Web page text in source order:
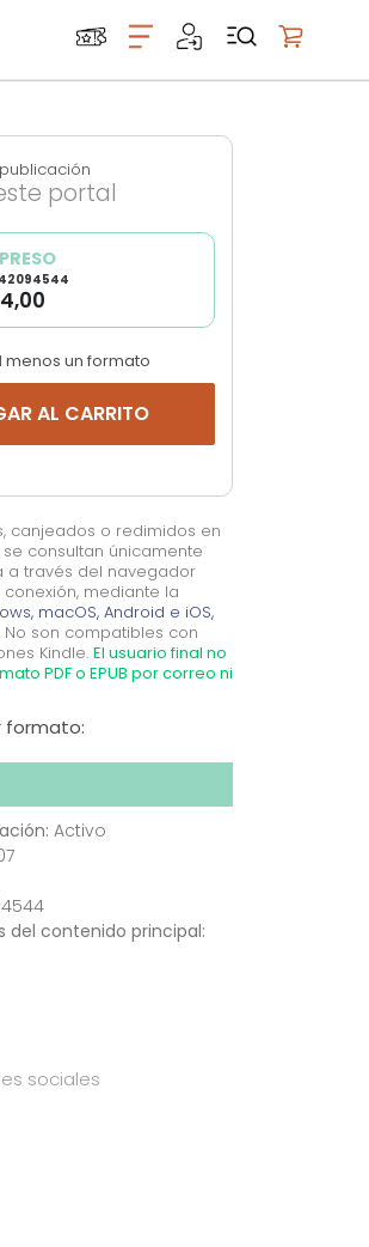
portal
un formato
AL CARRITO
canjeados o redimidos en
consultan únicamente
a través del navegador
mediante la
macOS, Android e iOS,
No son compatibles con
Kindle. El usuario final no
PDF o EPUB por correo ni
formato:
Activo
del contenido principal:
sociales